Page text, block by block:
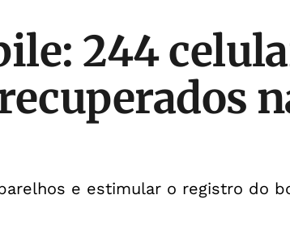
244
e estimular o registro do